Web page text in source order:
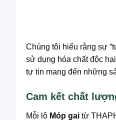
Chúng tôi hiểu rằng sự
sử dụng hóa chất độc
tự tin mang đến những
Cam kết chất
Mỗi lô Móp gai từ